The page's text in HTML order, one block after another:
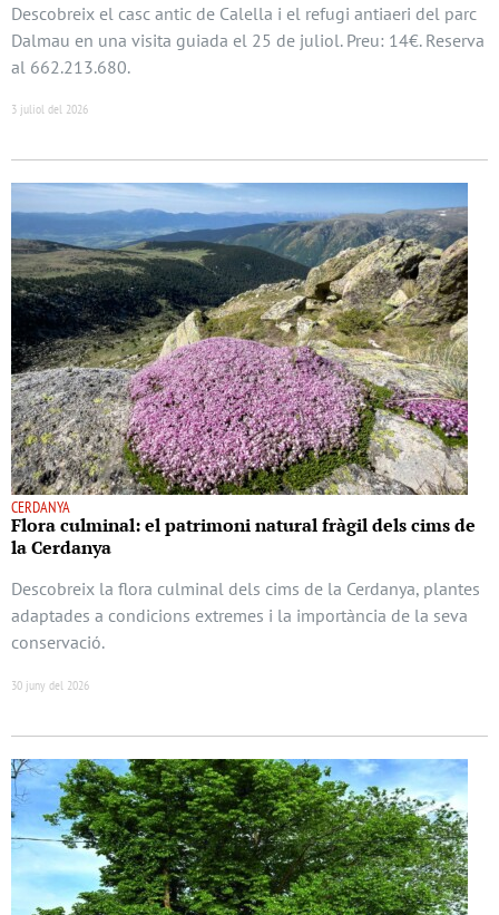
Descobreix el casc antic de Calella i el refugi antiaeri del parc
Dalmau en una visita guiada el 25 de juliol. Preu: 14€. Reserva
al 662.213.680.
3 juliol del 2026
CERDANYA
Flora culminal: el patrimoni natural fràgil dels cims de
la Cerdanya
Descobreix la flora culminal dels cims de la Cerdanya, plantes
adaptades a condicions extremes i la importància de la seva
conservació.
30 juny del 2026